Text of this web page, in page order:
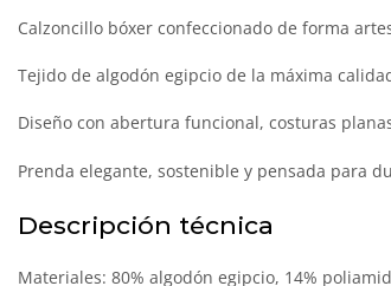
Calzoncillo bóxer confeccionado de forma
Tejido de algodón egipcio de la máxima
Diseño con abertura funcional, costuras
Prenda elegante, sostenible y pensada para
Descripción técnica
Materiales: 80% algodón egipcio, 14%